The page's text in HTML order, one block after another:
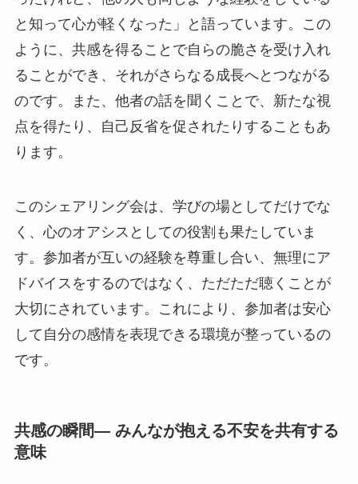
と知って心が軽くなった」と語っています。この
ように、共感を得ることで自らの脆さを受け入れ
ることができ、それがさらなる成長へとつながる
のです。また、他者の話を聞くことで、新たな視
点を得たり、自己反省を促されたりすることもあ
ります。
このシェアリング会は、学びの場としてだけでな
く、心のオアシスとしての役割も果たしていま
す。参加者が互いの経験を尊重し合い、無理にア
ドバイスをするのではなく、ただただ聴くことが
大切にされています。これにより、参加者は安心
して自分の感情を表現できる環境が整っているの
です。
共感の瞬間— みんなが抱える不安を共有する
意味